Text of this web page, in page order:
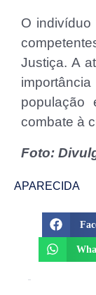
O indivíduo
Justiça. A
população
combate à
Foto:
APARECIDA